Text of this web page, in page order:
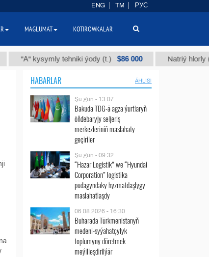
"А" kysymly tehniki ýody (t.) $86 000 Natriý hlorly
HABARLAR ÄHLISI
Şu gün - 13:07
Bakuda TDG-ä agza ýurtlaryň
öňdebaryjy seljeriş
merkezleriniň maslahaty
geçiriler
Şu gün - 09:32
“Hazar Logistik” we “Hyundai
Corporation” logistika
pudagyndaky hyzmatdaşlygy
maslahatlaşdy
06.08.2026 - 16:30
Buharada Türkmenistanyň
medeni-syýahatçylyk
toplumyny döretmek
meýilleşdirilýär
ENG TM РУС
MAGLUMAT KOTIROWKALAR